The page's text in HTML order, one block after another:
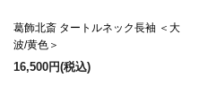
葛飾北斎 タートルネック長袖 ＜大
波/黄色＞
16,500円(税込)